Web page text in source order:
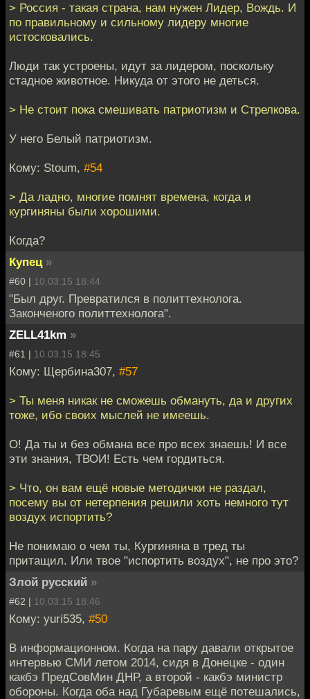
> Россия - такая страна, нам нужен Лидер, Вождь. И
по правильному и сильному лидеру многие
истосковались.
Люди так устроены, идут за лидером, поскольку
стадное животное. Никуда от этого не деться.
> Не стоит пока смешивать патриотизм и Стрелкова.
У него Белый патриотизм.
Кому: Stoum, #54
> Да ладно, многие помнят времена, когда и
кургиняны были хорошими.
Когда?
Купец »
#60 | 10.03.15 18:44
"Был друг. Превратился в политтехнолога.
Законченого политтехнолога".
ZELL41km »
#61 | 10.03.15 18:45
Кому: Щербина307, #57
> Ты меня никак не сможешь обмануть, да и других
тоже, ибо своих мыслей не имеешь.
О! Да ты и без обмана все про всех знаешь! И все
эти знания, ТВОИ! Есть чем гордиться.
> Что, он вам ещё новые методички не раздал,
посему вы от нетерпения решили хоть немного тут
воздух испортить?
Не понимаю о чем ты, Кургиняна в тред ты
притащил. Или твое "испортить воздух", не про это?
Злой русский »
#62 | 10.03.15 18:46
Кому: yuri535, #50
В информационном. Когда на пару давали открытое
интервью СМИ летом 2014, сидя в Донецке - один
какбэ ПредСовМин ДНР, а второй - какбэ министр
обороны. Когда оба над Губаревым ещё потешались,